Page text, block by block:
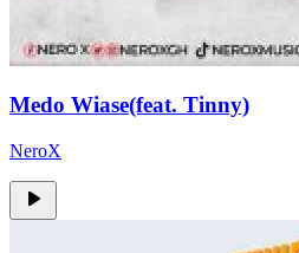
Medo Wiase(feat. Tinny)
NeroX